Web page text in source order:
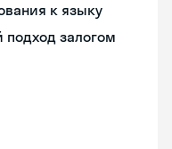
к языку
подход залогом